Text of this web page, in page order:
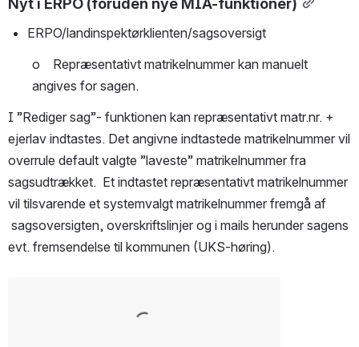
ERPO/landinspektørklienten/sagsoversigt
o    Repræsentativt matrikelnummer kan manuelt
angives for sagen.
I ”Rediger sag”- funktionen kan repræsentativt matr.nr. +
ejerlav indtastes. Det angivne indtastede matrikelnummer vil
overrule default valgte ”laveste” matrikelnummer fra
sagsudtrækket.  Et indtastet repræsentativt matrikelnummer
vil tilsvarende et systemvalgt matrikelnummer fremgå af
sagsoversigten, overskriftslinjer og i mails herunder sagens
evt. fremsendelse til kommunen (UKS-høring).